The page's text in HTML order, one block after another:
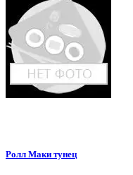
Ролл Маки тунец